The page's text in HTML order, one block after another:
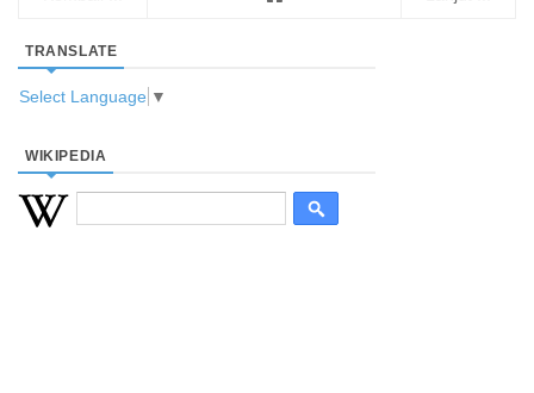
TRANSLATE
Select Language ▼
WIKIPEDIA